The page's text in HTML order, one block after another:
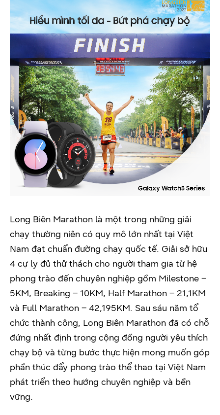
Long Biên Marathon là một trong những giải
chạy thường niên có quy mô lớn nhất tại Việt
Nam đạt chuẩn đường chạy quốc tế. Giải sở hữu
4 cự ly đủ thử thách cho người tham gia từ hệ
phong trào đến chuyên nghiệp gồm Milestone –
5KM, Breaking – 10KM, Half Marathon – 21,1KM
và Full Marathon – 42,195KM. Sau sáu năm tổ
chức thành công, Long Biên Marathon đã có chỗ
đứng nhất định trong cộng đồng người yêu thích
chạy bộ và từng bước thực hiện mong muốn góp
phần thúc đẩy phong trào thể thao tại Việt Nam
phát triển theo hướng chuyên nghiệp và bền
vững.